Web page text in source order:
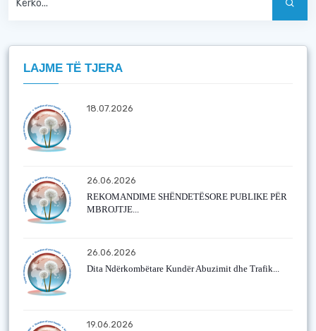
LAJME TË TJERA
18.07.2026
26.06.2026
REKOMANDIME SHËNDETËSORE PUBLIKE PËR
MBROJTJE...
26.06.2026
Dita Ndërkombëtare Kundër Abuzimit dhe Trafik...
19.06.2026